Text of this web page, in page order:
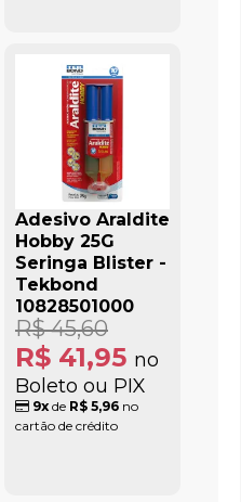
Adesivo Araldite
Hobby 25G
Seringa Blister -
Tekbond
10828501000
R$ 41,95 no
Boleto ou PIX
R$ 45,60
9xde R$ 5,96no
cartão de crédito